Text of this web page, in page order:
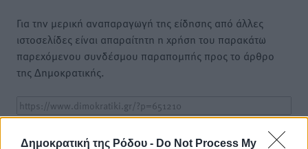
Δημοκρατική της Ρόδου - Do Not Process My
Για την μερική αναπαραγωγή της είδησης από άλλες
ιστοσελίδες είναι απαραίτητη η χρήση του παρακάτω
παρεχόμενου συνδέσμου παραπομπής προς το άρθρο
της Δημοκρατικής.